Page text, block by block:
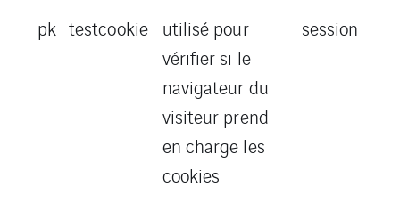
_pk_testcookie utilisé pour
vérifier si le
navigateur du
visiteur prend
en charge les
cookies
session